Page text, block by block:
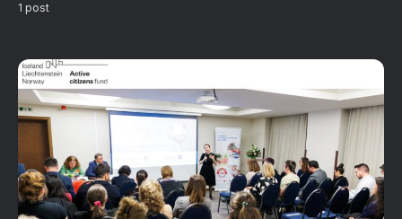
1 post